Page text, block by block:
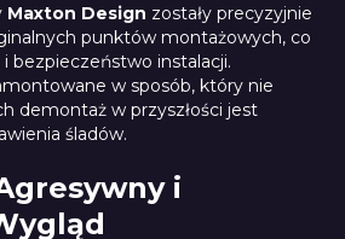
Maxton Design zostały precyzyjnie
punktów montażowych, co
bezpieczeństwo instalacji.
w sposób, który nie
demontaż w przyszłości jest
śladów.
i